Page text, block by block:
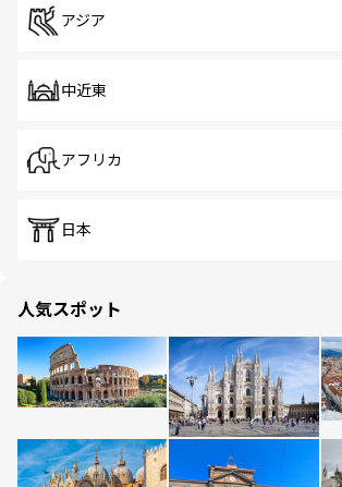
アジア
中近東
アフリカ
日本
人気スポット